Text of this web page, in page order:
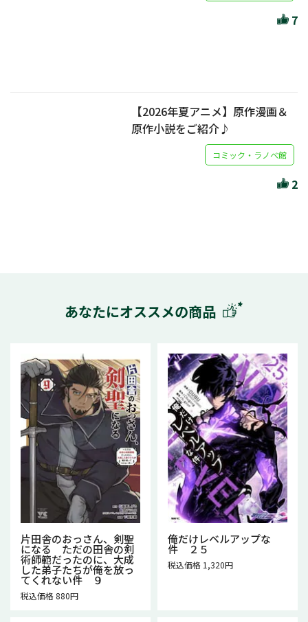
7
【2026年夏アニメ】原作漫画＆
原作小説をご紹介♪
コミック・ラノベ館
2
あなたにオススメの商品
片田舎のおっさん、剣聖
になる ただの田舎の剣
術師範だったのに、大成
した弟子たちが俺を放っ
てくれない件 ９
税込価格 880円
俺だけレベルアップな
件 ２５
税込価格 1,320円